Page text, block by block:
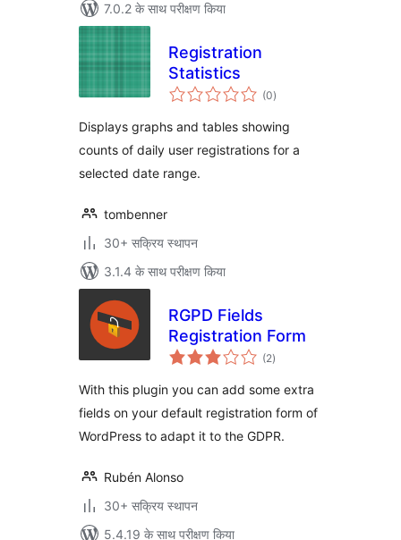
7.0.2 के साथ परीक्षण किया
Registration
Statistics
(0कुल
दर)
Displays graphs and tables showing
counts of daily user registrations for a
selected date range.
tombenner
30+ सक्रिय स्थापन
3.1.4 के साथ परीक्षण किया
RGPD Fields
Registration Form
(2कुल
दर)
With this plugin you can add some extra
fields on your default registration form of
WordPress to adapt it to the GDPR.
Rubén Alonso
30+ सक्रिय स्थापन
5.4.19 के साथ परीक्षण किया